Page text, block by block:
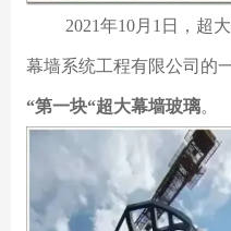
2021年10月1日，超
幕墙系统工程有限公司的
“第一块“超大幕墙玻璃。